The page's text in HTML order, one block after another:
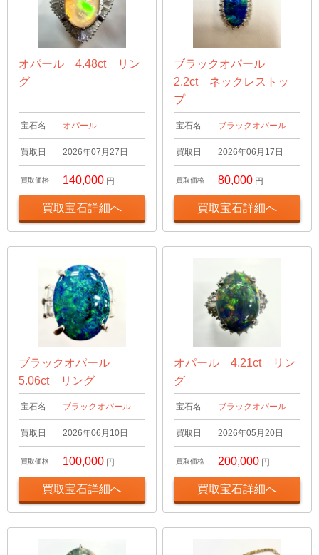
オパール 4.48ct リン
グ
宝石名 オパール
買取日 2026年07月27日
買取価格 140,000 円
買取宝石詳細へ
ブラックオパール
2.2ct ネックレストッ
プ
宝石名 ブラックオパール
買取日 2026年06月17日
買取価格 80,000 円
買取宝石詳細へ
ブラックオパール
5.06ct リング
宝石名 ブラックオパール
買取日 2026年06月10日
買取価格 100,000 円
買取宝石詳細へ
オパール 4.21ct リン
グ
宝石名 ブラックオパール
買取日 2026年05月20日
買取価格 200,000 円
買取宝石詳細へ